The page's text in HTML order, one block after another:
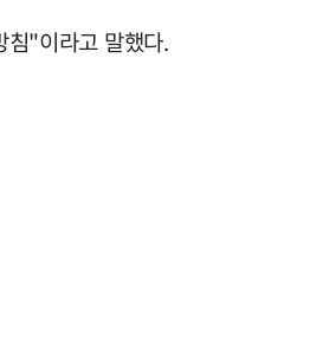
침"이라고 말했다.